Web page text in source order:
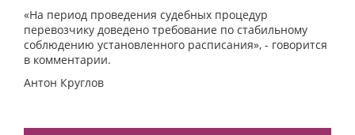
«На период проведения судебных процедур
перевозчику доведено требование по стабильному
соблюдению установленного расписания», - говорится
в комментарии.
Антон Круглов